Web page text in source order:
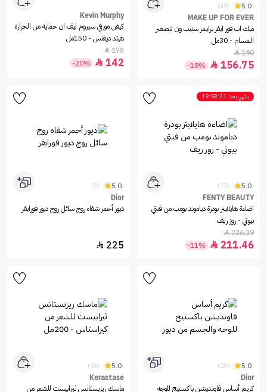
5.0
(39)
MAKE UP FOR EVER
ميك اب فور ايفر برايمر ستيب ون لتصغير
المسام - 30مل
190

156.75

-18%
Kevin Murphy
كيفن مورفي سيروم ليف ان حماية من الحرارة
هيتد ديفنس - 150مل
178

142

-20%
ينتهي بعد 19:58:21
5.0
(77)
FENTY BEAUTY
اضاءة هايلايتر بودرة دياموند بومب من فنتي
بيوتي - روز ريف
236.39

211.46

-11%
5.0
(7)
Dior
ديور أحمر شفاه روج سائل روج ديور فورايفر
225

5.0
(18)
Dior
كريم أساس فاونديشن باكستيج للوجه
5.0
(55)
Kerastase
ماسك ريزيستانس ثيرابيست للشعر من